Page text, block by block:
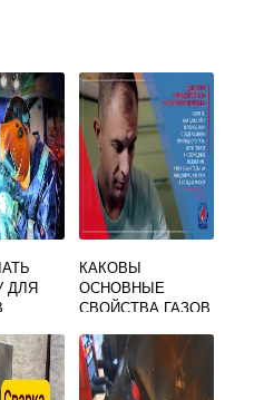
ДЛЯ
КАКОВЫ
ОСНОВНЫЕ
СВОЙСТВА ГАЗОВ
ПРИ
ГАЗОСВАРОЧНЫХ
РАБОТАХ